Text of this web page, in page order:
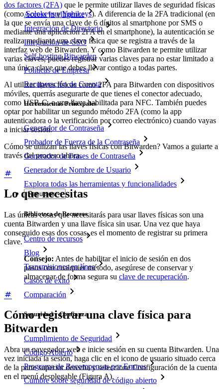
Access Intelligence
Integración de Directorio
Integración-de-SSO
Self-hosting Bitwarden
Políticas de Empresa
Recuperación de Cuenta
Herramientas Principales
Generador de Contraseña
Probador de Fuerza de la Contraseña
Generador de Frases de Contraseña
Generador de Nombre de Usuario
Explora todas las herramientas y funcionalidades
Recursos
Biblioteca de Recursos
Centro de recursos
Blog
Transmisiones en línea
Casos de éxito
Comparación
Seguridad y Confianza
Cumplimiento de Seguridad
Código Abierto
Programa de Recompensas por Errores
Cumbre sobre seguridad de código abierto
dos factores (2FA) que le permite utilizar llaves de seguridad físicas
(comoSolokeysyYubikeys). A diferencia de la 2FA tradicional (en
la que se envía una clave de 6 dígitos al smartphone por SMS o
mediante una aplicación 2FA en el smartphone), la autenticación se
realiza mediante una clave física que se registra a través de la
interfaz web de Bitwarden. Y como Bitwarden te permite utilizar
varias claves, puedes registrar varias claves para no estar limitado a
una única clave que debes llevar contigo a todas partes.
Al utilizar llaves físicas como 2FA para Bitwarden con dispositivos
móviles, querrás asegurarte de que tienes el conector adecuado,
como USB-C, o una llave habilitada para NFC. También puedes
optar por habilitar un segundo método 2FA (como la app
autenticadora o la verificación por correo electrónico) cuando vayas
a iniciar sesión.
Cómo se utilizan las llaves físicas con Bitwarden? Vamos a guiarte a
través del proceso ahora.
Lo que necesitas
Las únicas cosas que necesitarás para usar llaves físicas son una
cuenta Bitwarden y una llave física sin usar. Una vez que haya
conseguido esas dos cosas, es el momento de registrar su primera
clave.
Consejo: Antes de habilitar el inicio de sesión en dos
pasos con cualquier método, asegúrese de conservar y
almacenar de forma segura su clave de recuperación.
Cómo registrar una clave física para
Bitwarden
Abra un navegador web e inicie sesión en su cuenta Bitwarden. Una
vez iniciada la sesión, haga clic en el icono de usuario situado cerca
de la parte superior derecha y seleccione Configuración de la cuenta
en el menú desplegable (Figura A).